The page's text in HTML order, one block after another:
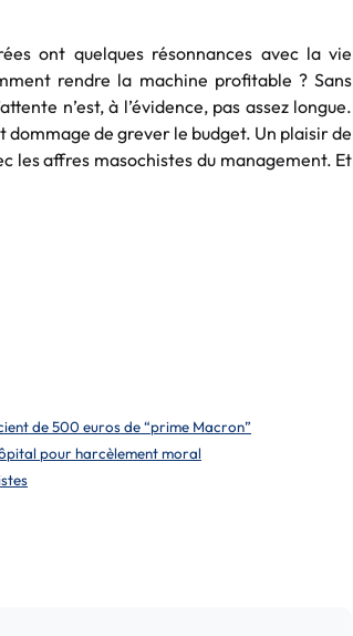
ont quelques résonnances avec la vie
rendre la machine profitable ? Sans
n’est, à l’évidence, pas assez longue.
de grever le budget. Un plaisir de
les affres masochistes du management. Et
de 500 euros de “prime Macron”
pour harcèlement moral